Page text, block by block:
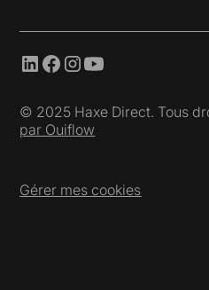
© 2025 Haxe Direct. Tous
par Ouiflow
Gérer mes cookies